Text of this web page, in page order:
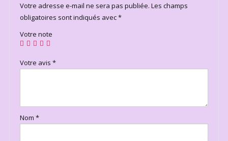
Votre adresse e-mail ne sera pas publiée. Les champs
obligatoires sont indiqués avec*
Votre note
Votre avis *
Nom *